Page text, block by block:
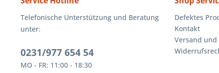
Telefonische Unterstützung und Beratung
unter:
0231/977 654 54
MO - FR: 11:00 - 18:30
Defektes
Kontakt
Versand